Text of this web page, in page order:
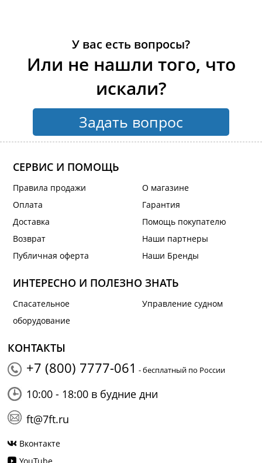
У вас есть вопросы?
Или не нашли того, что
искали?
Задать вопрос
СЕРВИС И ПОМОЩЬ
Правила продажи
Оплата
Доставка
Возврат
Публичная оферта
О магазине
Гарантия
Помощь покупателю
Наши партнеры
Наши Бренды
ИНТЕРЕСНО И ПОЛЕЗНО ЗНАТЬ
Спасательное
оборудование
Управление судном
КОНТАКТЫ
+7 (800) 7777-061 - бесплатный по России
10:00 - 18:00 в будние дни
ft@7ft.ru
Вконтакте